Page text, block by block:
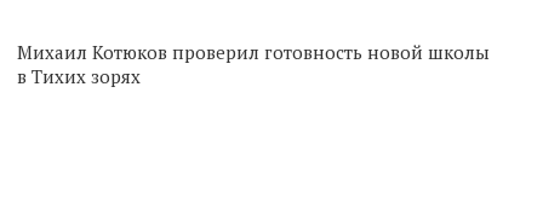
Михаил Котюков проверил готовность новой школы
в Тихих зорях